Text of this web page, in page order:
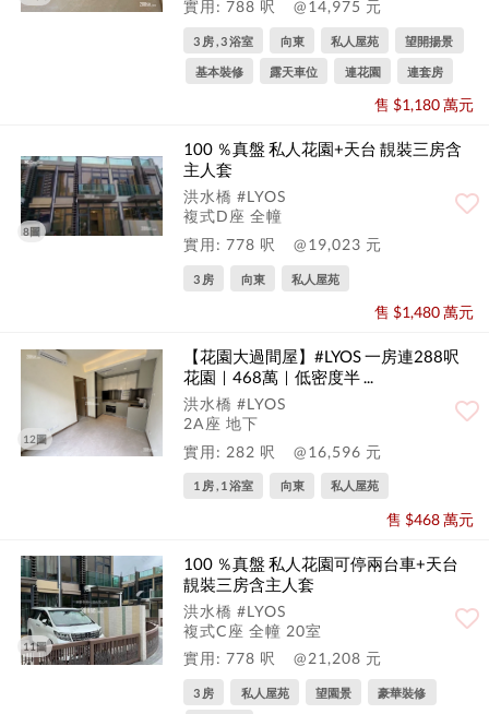
實用: 788 呎
@14,975 元
3 房 , 3 浴室 向東 私人屋苑 望開揚景
基本裝修 露天車位 連花園 連套房
售 $1,180 萬元
8圖
100 ％真盤 私人花園+天台 靚裝三房含
主人套
洪水橋 #LYOS
複式D座 全幢
實用: 778 呎
@19,023 元
3 房 向東 私人屋苑
售 $1,480 萬元
12圖
【花園大過間屋】#LYOS 一房連288呎
花園｜468萬｜低密度半 ...
洪水橋 #LYOS
2A座 地下
實用: 282 呎
@16,596 元
1 房 , 1 浴室 向東 私人屋苑
售 $468 萬元
11圖
100 ％真盤 私人花園可停兩台車+天台
靚裝三房含主人套
洪水橋 #LYOS
複式C座 全幢 20室
實用: 778 呎
@21,208 元
3 房 私人屋苑 望園景 豪華裝修